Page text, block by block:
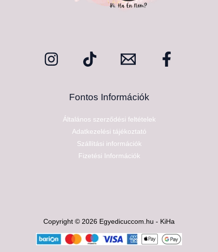
Fontos Információk
Általános szerződési feltételek
Adatkezelési tájékoztató
Szállítási információk
Fizetési Információk
Copyright © 2026 Egyedicuccom.hu - KiHa